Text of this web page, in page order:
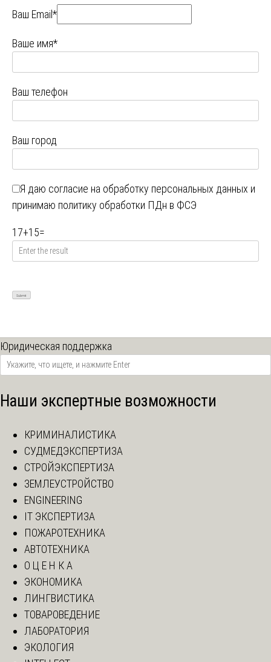
Ваш Email*
Ваше имя*
Ваш телефон
Ваш город
Я даю согласие на обработку персональных данных и
принимаю политику обработки ПДн в ФСЭ
17+15=
Юридическая поддержка
Наши экспертные возможности
КРИМИНАЛИСТИКА
СУДМЕДЭКСПЕРТИЗА
СТРОЙЭКСПЕРТИЗА
ЗЕМЛЕУСТРОЙСТВО
ENGINEERING
IT ЭКСПЕРТИЗА
ПОЖАРОТЕХНИКА
АВТОТЕХНИКА
О Ц Е Н К А
ЭКОНОМИКА
ЛИНГВИСТИКА
ТОВАРОВЕДЕНИЕ
ЛАБОРАТОРИЯ
ЭКОЛОГИЯ